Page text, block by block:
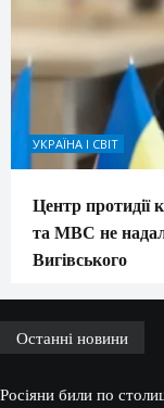
УКРАЇНА І СВІТ
Центр протидії
та МВС не
Вигівського
Останні новини
Росіяни били по